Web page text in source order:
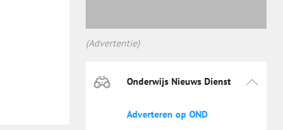
(Advertentie)
Onderwijs Nieuws Dienst
Adverteren op OND